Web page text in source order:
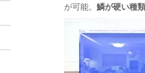
が可能。 鱗が硬い種